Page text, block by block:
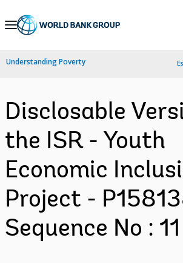
Skip
Navigation
Understanding Poverty
Disclosable
the ISR - Youth
Economic
Project -
Sequence No :